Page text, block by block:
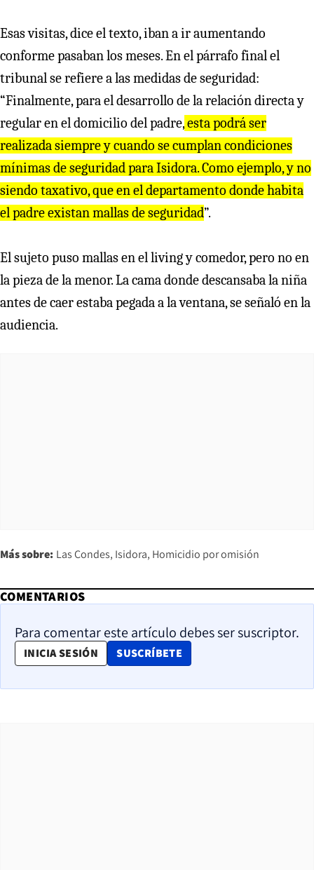
Esas visitas, dice el texto, iban a ir aumentando
conforme pasaban los meses. En el párrafo final el
tribunal se refiere a las medidas de seguridad:
“Finalmente, para el desarrollo de la relación directa y
regular en el domicilio del padre,esta podrá ser
realizada siempre y cuando se cumplan condiciones
mínimas de seguridad para Isidora. Como ejemplo, y no
siendo taxativo, que en el departamento donde habita
el padre existan mallas de seguridad”.
El sujeto puso mallas en el living y comedor, pero no en
la pieza de la menor. La cama donde descansaba la niña
antes de caer estaba pegada a la ventana, se señaló en la
audiencia.
Más sobre: Las Condes Isidora Homicidio por omisión
COMENTARIOS
Para comentar este artículo debes ser suscriptor.
INICIA SESIÓN SUSCRÍBETE
OPENS IN NEW WINDOW